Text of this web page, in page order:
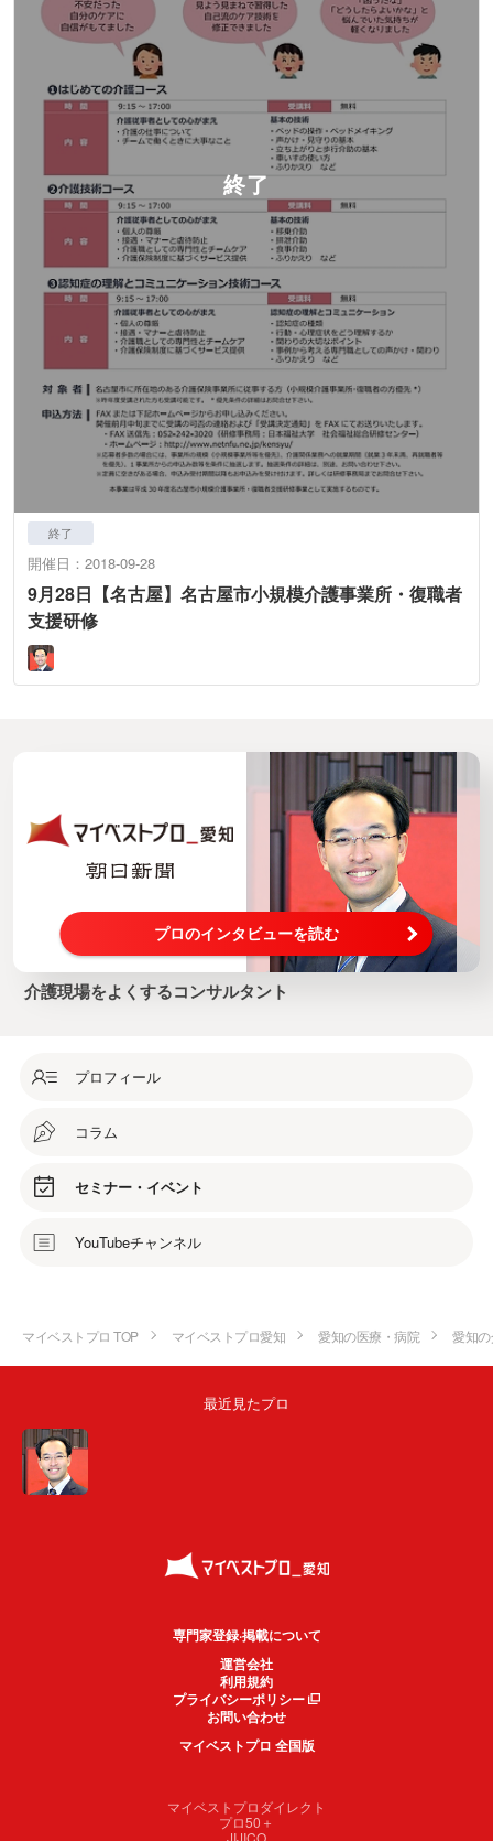
終了
開催日：2018-09-28
9月28日【名古屋】名古屋市小規模介護事業所・復職者
支援研修
プロのインタビューを読む
介護現場をよくするコンサルタント
プロフィール
コラム
セミナー・イベント
YouTubeチャンネル
マイベストプロ TOP マイベストプロ愛知 愛知の医療・病院 愛知
最近見たプロ
専門家登録·掲載について
運営会社
利用規約
プライバシーポリシー
お問い合わせ
マイベストプロ 全国版
マイベストプロダイレクト
プロ50＋
JIJICO